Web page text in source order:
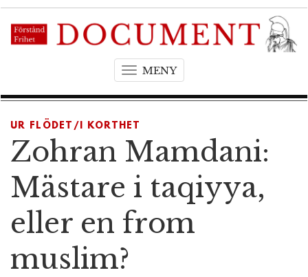
MENYT
g
e
a
i
g
UR FLÖDET/I KORTHET
Zohran Mamdani:
Mästare i taqiyya,
eller en from
muslim?